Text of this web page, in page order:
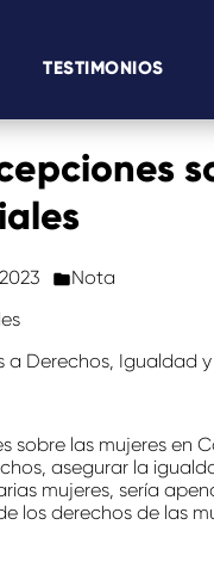
TESTIMONIOS
Nota
Derechos, Igualdad
sobre las mujeres en
asegurar la
mujeres, sería
los derechos de las